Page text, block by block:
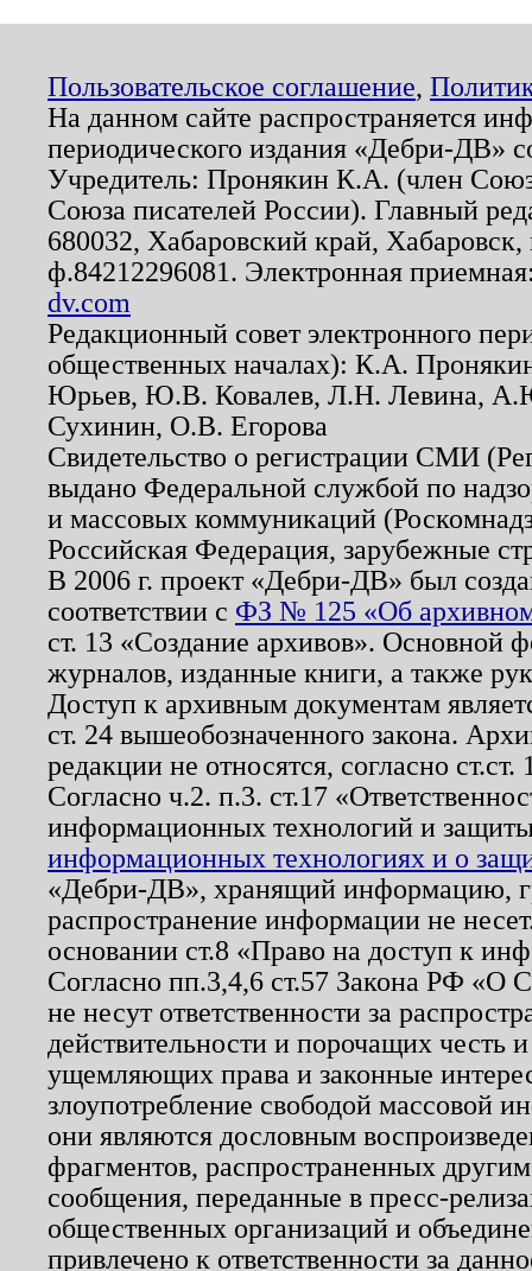
Пользовательское соглашение,
На данном сайте распространяется
периодического издания «Дебри-ДВ»
Учредитель: Пронякин К.А. (член
Союза писателей России). Главный
680032, Хабаровский край,
ф.84212296081. Электронная
dv.com
Редакционный совет электронного
общественных началах): К.А.
Юрьев, Ю.В. Ковалев, Л.Н. Левина,
Сухинин, О.В. Егорова
Свидетельство о регистрации СМИ
выдано Федеральной службой по
и массовых коммуникаций
Российская Федерация, зарубежные
В 2006 г. проект «Дебри-ДВ» был
соответствии с ФЗ № 125 «Об
ст. 13 «Создание архивов». Основной
журналов, изданные книги, а также
Доступ к архивным документам
ст. 24 вышеобозначенного закона.
редакции не относятся, согласно
Согласно ч.2. п.3. ст.17
информационных технологий и
информационных технологиях и о
«Дебри-ДВ», хранящий информацию,
распространение информации не
основании ст.8 «Право на доступ к
Согласно пп.3,4,6 ст.57 Закона РФ «О
не несут ответственности за
действительности и порочащих честь
ущемляющих права и законные
злоупотребление свободой массовой
они являются дословным
фрагментов, распространенных
сообщения, переданные в пресс-
общественных организаций и
привлечено к ответственности за